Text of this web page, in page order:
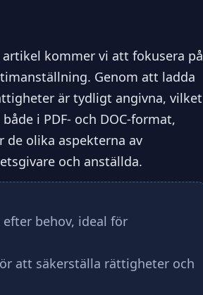
kommer vi att fokusera på
Genom att ladda
är tydligt angivna, vilket
i PDF- och DOC-format,
de olika aspekterna av
och anställda.
behov, ideal för
att säkerställa rättigheter och